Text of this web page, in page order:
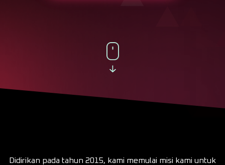
Didirikan pada tahun 2015, kami memulai misi kami untuk